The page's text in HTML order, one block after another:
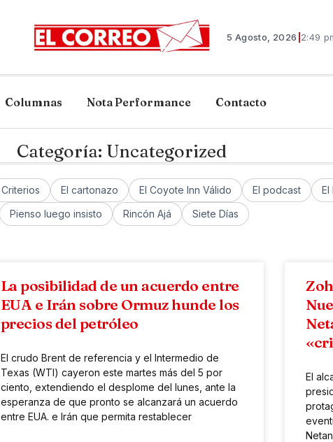
5 Agosto, 2026 2:49
Columnas Nota Performance Contacto
Categoría: Uncategorized
Criterios El cartonazo El Coyote Inn Válido El podcast El
Pienso luego insisto Rincón Ajá Siete Días
La posibilidad de un acuerdo entre
EUA e Irán sobre Ormuz hunde los
precios del petróleo
El crudo Brent de referencia y el Intermedio de
Texas (WTI) cayeron este martes más del 5 por
ciento, extendiendo el desplome del lunes, ante la
esperanza de que pronto se alcanzará un acuerdo
entre EUA. e Irán que permita restablecer
El